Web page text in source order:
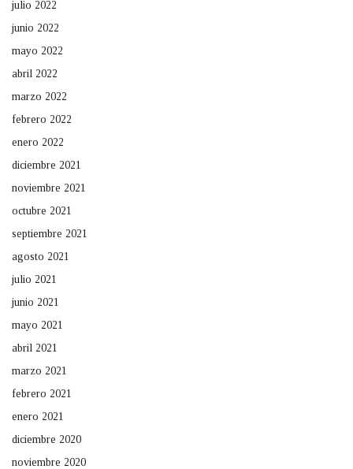
julio 2022
junio 2022
mayo 2022
abril 2022
marzo 2022
febrero 2022
enero 2022
diciembre 2021
noviembre 2021
octubre 2021
septiembre 2021
agosto 2021
julio 2021
junio 2021
mayo 2021
abril 2021
marzo 2021
febrero 2021
enero 2021
diciembre 2020
noviembre 2020